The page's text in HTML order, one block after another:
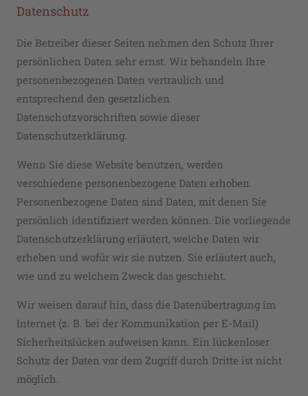
Datenschutz
Die Betreiber dieser Seiten nehmen den Schutz Ihrer
persönlichen Daten sehr ernst. Wir behandeln Ihre
personenbezogenen Daten vertraulich und
entsprechend den gesetzlichen
Datenschutzvorschriften sowie dieser
Datenschutzerklärung.
Wenn Sie diese Website benutzen, werden
verschiedene personenbezogene Daten erhoben.
Personenbezogene Daten sind Daten, mit denen Sie
persönlich identifiziert werden können. Die vorliegende
Datenschutzerklärung erläutert, welche Daten wir
erheben und wofür wir sie nutzen. Sie erläutert auch,
wie und zu welchem Zweck das geschieht.
Wir weisen darauf hin, dass die Datenübertragung im
Internet (z. B. bei der Kommunikation per E-Mail)
Sicherheitslücken aufweisen kann. Ein lückenloser
Schutz der Daten vor dem Zugriff durch Dritte ist nicht
möglich.